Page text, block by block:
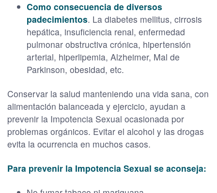
Como consecuencia de diversos
padecimientos. La diabetes mellitus, cirrosis
hepática, insuficiencia renal, enfermedad
pulmonar obstructiva crónica, hipertensión
arterial, hiperlipemia, Alzheimer, Mal de
Parkinson, obesidad, etc.
Conservar la salud manteniendo una vida sana, con
alimentación balanceada y ejercicio, ayudan a
prevenir la Impotencia Sexual ocasionada por
problemas orgánicos. Evitar el alcohol y las drogas
evita la ocurrencia en muchos casos.
Para prevenir la Impotencia Sexual se aconseja: